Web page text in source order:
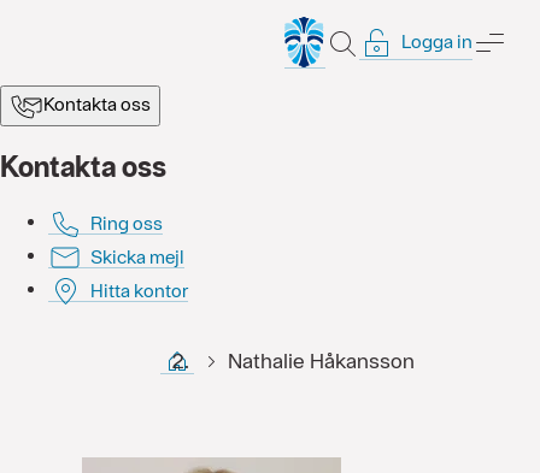
SÖK Logga in
Kontakta oss
Kontakta oss
Ring oss
Skicka mejl
Hitta kontor
Start Nathalie Håkansson